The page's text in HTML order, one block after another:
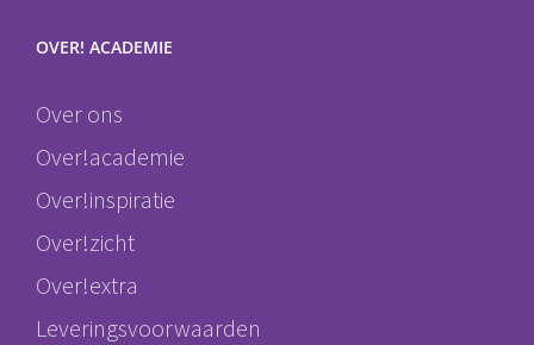
OVER! ACADEMIE
Over ons
Over!academie
Over!inspiratie
Over!zicht
Over!extra
Leveringsvoorwaarden